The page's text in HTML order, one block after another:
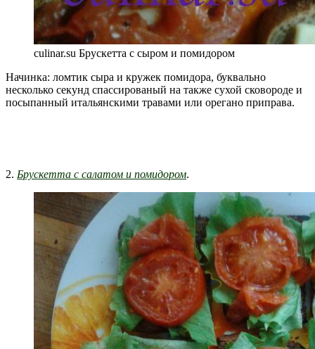
culinar.su Брускетта с сыром и помидором
Начинка: ломтик сыра и кружек помидора, буквально
несколько секунд спассированый на также сухой сковороде и
посыпанный итальянскими травами или орегано приправа.
2. Брускетта с салатом и помидором.